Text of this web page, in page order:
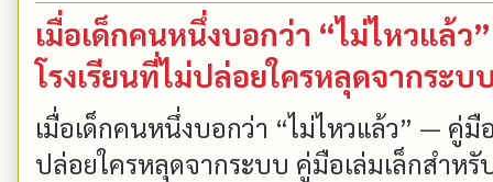
เมื่อเด็กคนหนึ่งบอกว่า “ไม่ไหวแล้
โรงเรียนที่ไม่ปล่อยใครหลุดจากระบ
เมื่อเด็กคนหนึ่งบอกว่า “ไม่ไหวแล้ว” — คู่
ปล่อยใครหลุดจากระบบ คู่มือเล่มเล็กสำหรั